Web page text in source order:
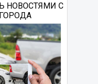
НОВОСТЯМИ С